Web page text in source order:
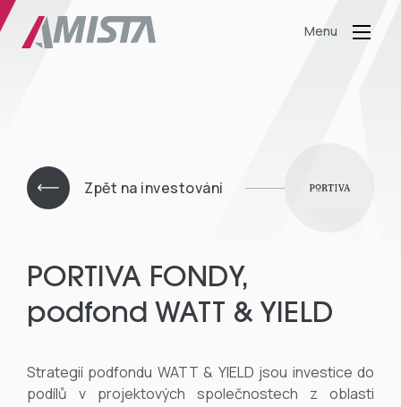
Menu
Zpět na investování
PORTIVA FONDY,
podfond WATT & YIELD
Strategií podfondu WATT & YIELD jsou investice do
podílů v projektových společnostech z oblasti